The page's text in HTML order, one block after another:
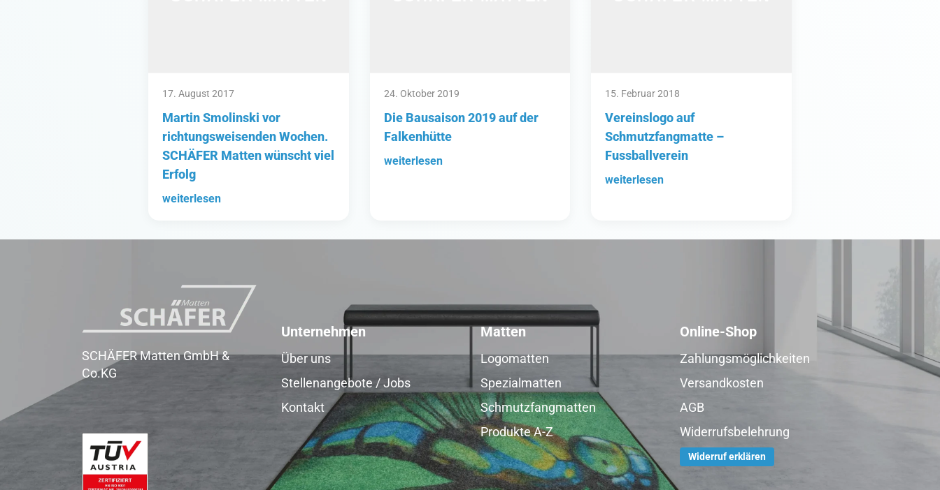
17. August 2017
Martin Smolinski vor
richtungsweisenden Wochen.
SCHÄFER Matten wünscht viel
Erfolg
weiterlesen
24. Oktober 2019
Die Bausaison 2019 auf der
Falkenhütte
weiterlesen
15. Februar 2018
Vereinslogo auf
Schmutzfangmatte –
Fussballverein
weiterlesen
SCHÄFER Matten GmbH &
Co.KG
Unternehmen
Über uns
Stellenangebote / Jobs
Kontakt
Matten
Logomatten
Spezialmatten
Schmutzfangmatten
Produkte A-Z
Online-Shop
Zahlungsmöglichkeiten
Versandkosten
AGB
Widerrufsbelehrung
Widerruf erklären